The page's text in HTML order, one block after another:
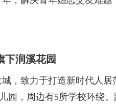
下润溪花园
致力于打造新时代人居
，周边有5所学校环绕